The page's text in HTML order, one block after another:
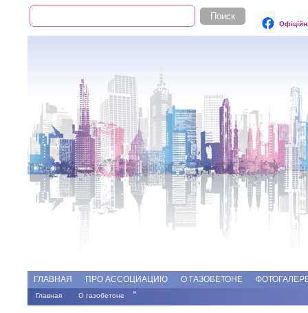
Форма поиска
Поиск
ГЛАВНАЯ ПРО АССОЦИАЦИЮ О ГАЗОБЕТОНЕ
Вы здесь
Главная »
О газобетоне